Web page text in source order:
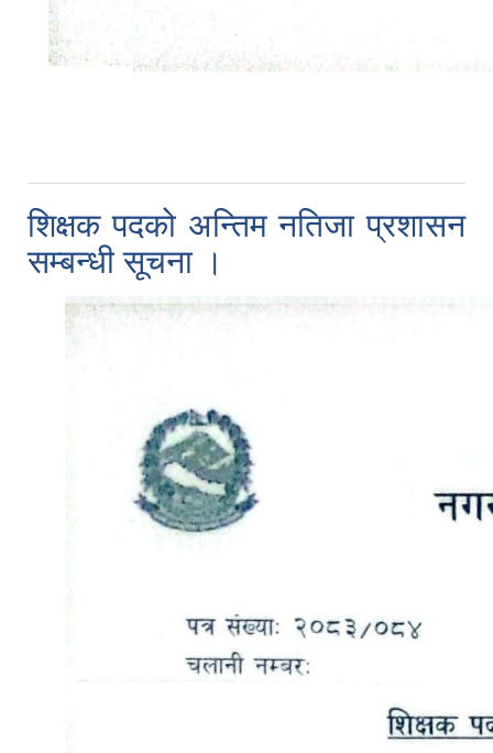
शिक्षक पदको अन्तिम नतिजा प्रशासन
सम्बन्धी सूचना ।